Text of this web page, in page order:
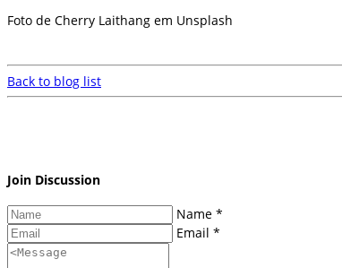
Foto de Cherry Laithang em Unsplash
Back to blog list
Join Discussion
Name *
Email *